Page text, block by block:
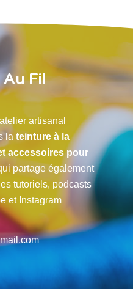
Fil
artisanal
la teinture à la
accessoires pour
partage également
tutoriels, podcasts
et Instagram